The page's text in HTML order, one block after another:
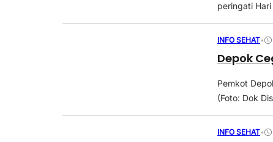
peringati
INFO SEHAT•
Depok
Pemkot
(Foto: Dok
INFO SEHAT•